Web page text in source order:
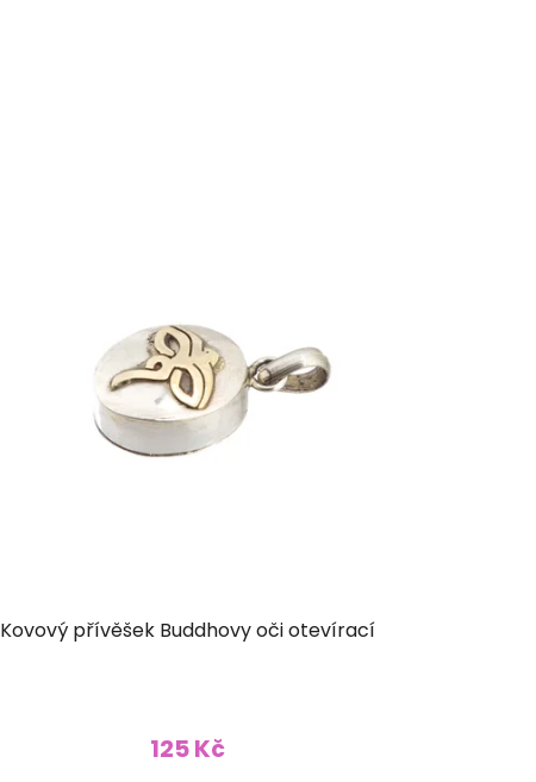
Kovový přívěšek Buddhovy oči otevírací
125 Kč